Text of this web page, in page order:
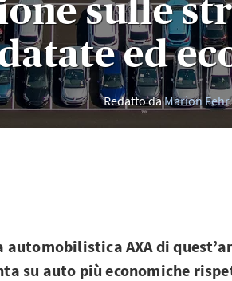
sulle
ed
Redatto daMarion Fehr
automobilistica AXA di
su auto più economiche